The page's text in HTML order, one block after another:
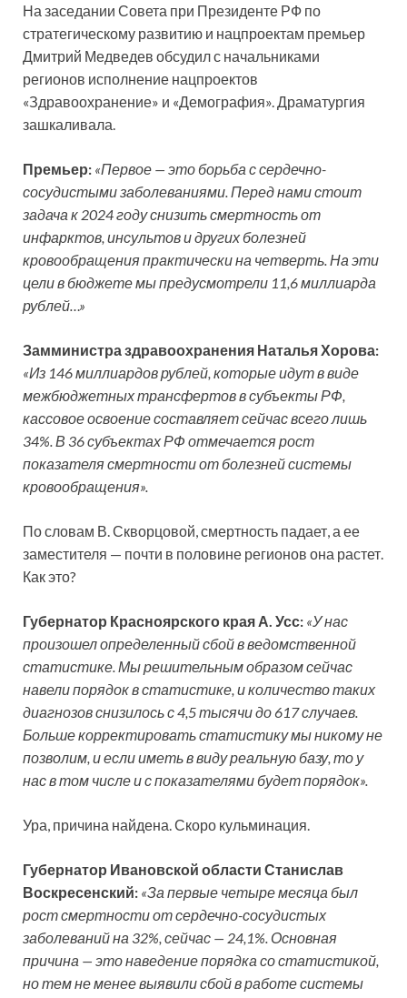
На заседании Совета при Президенте РФ по
стратегическому развитию и нацпроектам премьер
Дмитрий Медведев обсудил с начальниками
регионов исполнение нацпроектов
«Здравоохранение» и «Демография». Драматургия
зашкаливала.
Премьер: «Первое — это борьба с сердечно-
сосудистыми заболеваниями. Перед нами стоит
задача к 2024 году снизить смертность от
инфарктов, инсультов и других болезней
кровообращения практически на четверть. На эти
цели в бюджете мы предусмотрели 11,6 миллиарда
рублей…»
Замминистра здравоохранения Наталья Хорова:
«Из 146 миллиардов рублей, которые идут в виде
межбюджетных трансфертов в субъекты РФ,
кассовое освоение составляет сейчас всего лишь
34%. В 36 субъектах РФ отмечается рост
показателя смертности от болезней системы
кровообращения».
По словам В. Скворцовой, смертность падает, а ее
заместителя — почти в половине регионов она растет.
Как это?
Губернатор Красноярского края А. Усс: «У нас
произошел определенный сбой в ведомственной
статистике. Мы решительным образом сейчас
навели порядок в статистике, и количество таких
диагнозов снизилось с 4,5 тысячи до 617 случаев.
Больше корректировать статистику мы никому не
позволим, и если иметь в виду реальную базу, то у
нас в том числе и с показателями будет порядок».
Ура, причина найдена. Скоро кульминация.
Губернатор Ивановской области Станислав
Воскресенский: «За первые четыре месяца был
рост смертности от сердечно-сосудистых
заболеваний на 32%, сейчас — 24,1%. Основная
причина — это наведение порядка со статистикой,
но тем не менее выявили сбой в работе системы